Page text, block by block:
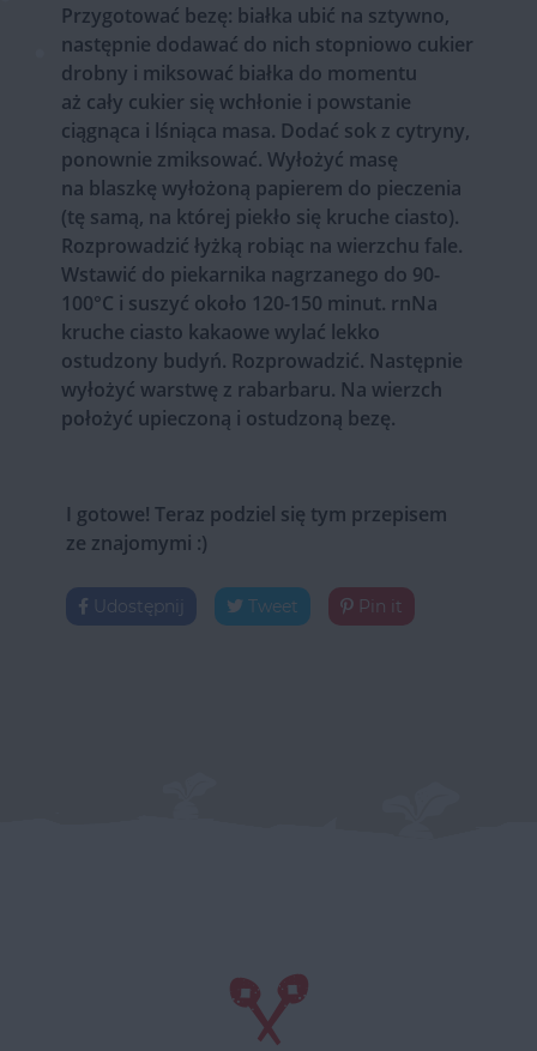
Przygotować bezę: białka ubić na sztywno,
następnie dodawać do nich stopniowo cukier
drobny i miksować białka do momentu
aż cały cukier się wchłonie i powstanie
ciągnąca i lśniąca masa. Dodać sok z cytryny,
ponownie zmiksować. Wyłożyć masę
na blaszkę wyłożoną papierem do pieczenia
(tę samą, na której piekło się kruche ciasto).
Rozprowadzić łyżką robiąc na wierzchu fale.
Wstawić do piekarnika nagrzanego do 90-
100°C i suszyć około 120-150 minut. rnNa
kruche ciasto kakaowe wylać lekko
ostudzony budyń. Rozprowadzić. Następnie
wyłożyć warstwę z rabarbaru. Na wierzch
położyć upieczoną i ostudzoną bezę.
I gotowe! Teraz podziel się tym przepisem
ze znajomymi :)
Udostępnij Tweet Pin it